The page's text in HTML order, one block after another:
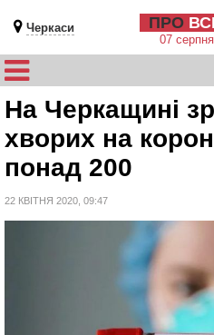
Черкаси ПРО
07
На Черкащині
хворих на
понад 200
22 КВІТНЯ 2020, 09:47